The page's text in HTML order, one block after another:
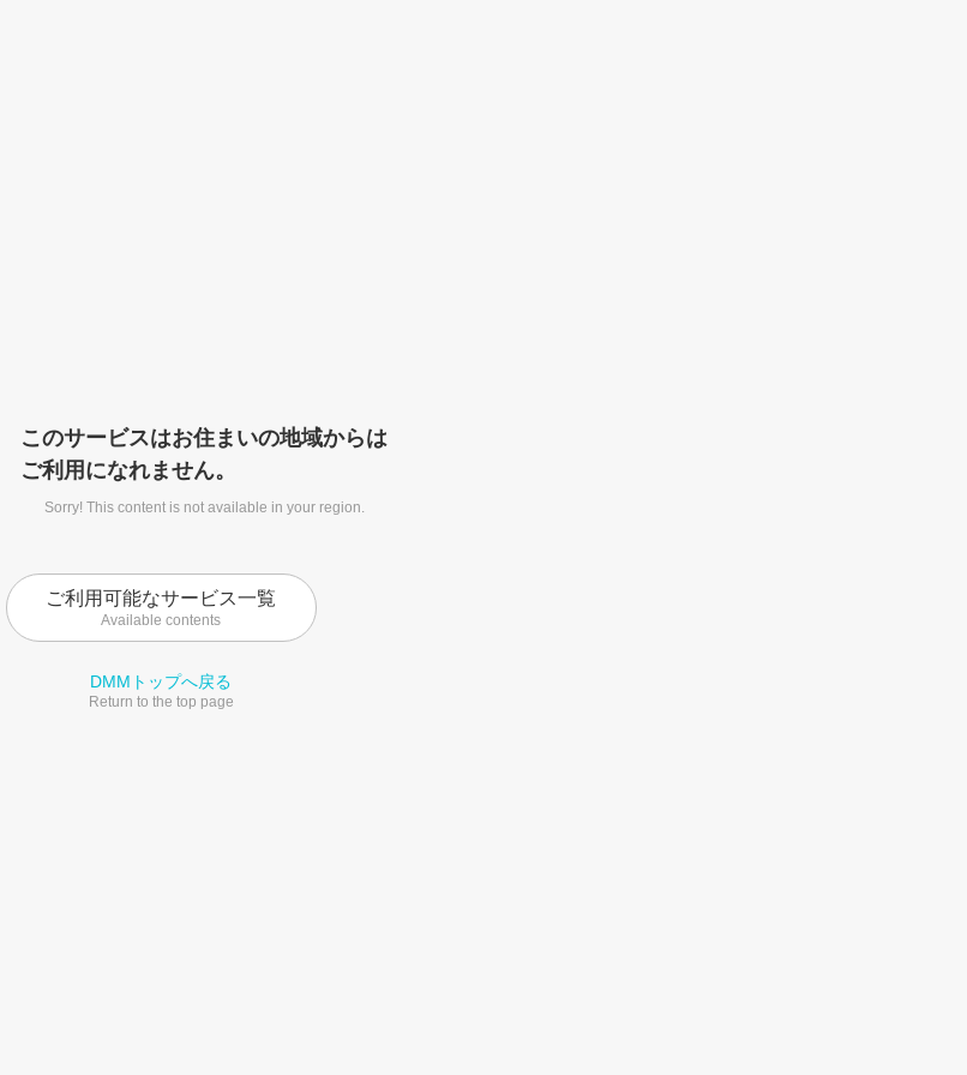
このサービスはお住まいの地域からは
ご利用になれません。
Sorry! This content is not available in your region.
ご利用可能なサービス一覧
Available contents
DMMトップへ戻る
Return to the top page